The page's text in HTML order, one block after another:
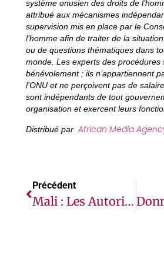
système onusien des droits de
attribué aux mécanismes
supervision mis en place par le
l’homme afin de traiter de la
ou de questions thématiques dans
monde. Les experts des procédures
bénévolement ; ils n’appartiennent
l’ONU et ne perçoivent pas de
sont indépendants de tout
organisation et exercent leurs
Distribué par African Media
Précédent
Mali : Les Autorités Doivent Respecter La Liberté D’expression (expert)￼